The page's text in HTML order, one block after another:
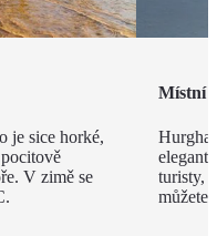
je sice horké,
V zimě se
Místní
turisty,
můžete